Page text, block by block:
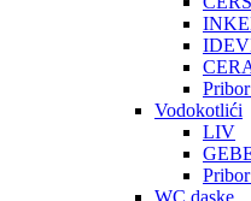
Vodokotlići
LIV
WC daske